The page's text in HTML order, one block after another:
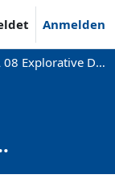
Anmelden
DMA 08 Explorative Datenanalyse